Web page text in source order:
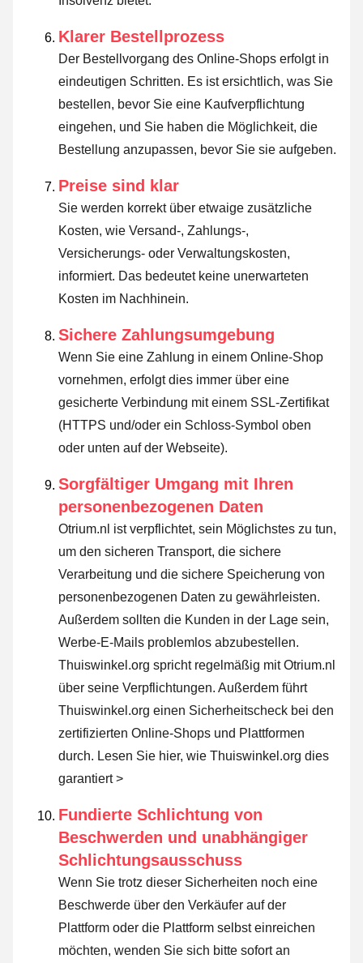
Klarer Bestellprozess
Der Bestellvorgang des Online-Shops erfolgt in
eindeutigen Schritten. Es ist ersichtlich, was Sie
bestellen, bevor Sie eine Kaufverpflichtung
eingehen, und Sie haben die Möglichkeit, die
Bestellung anzupassen, bevor Sie sie aufgeben.
Preise sind klar
Sie werden korrekt über etwaige zusätzliche
Kosten, wie Versand-, Zahlungs-,
Versicherungs- oder Verwaltungskosten,
informiert. Das bedeutet keine unerwarteten
Kosten im Nachhinein.
Sichere Zahlungsumgebung
Wenn Sie eine Zahlung in einem Online-Shop
vornehmen, erfolgt dies immer über eine
gesicherte Verbindung mit einem SSL-Zertifikat
(HTTPS und/oder ein Schloss-Symbol oben
oder unten auf der Webseite).
Sorgfältiger Umgang mit Ihren
personenbezogenen Daten
Otrium.nl ist verpflichtet, sein Möglichstes zu tun,
um den sicheren Transport, die sichere
Verarbeitung und die sichere Speicherung von
personenbezogenen Daten zu gewährleisten.
Außerdem sollten die Kunden in der Lage sein,
Werbe-E-Mails problemlos abzubestellen.
Thuiswinkel.org spricht regelmäßig mit Otrium.nl
über seine Verpflichtungen. Außerdem führt
Thuiswinkel.org einen Sicherheitscheck bei den
zertifizierten Online-Shops und Plattformen
durch. Lesen Sie hier, wie Thuiswinkel.org dies
garantiert >
Fundierte Schlichtung von
Beschwerden und unabhängiger
Schlichtungsausschuss
Wenn Sie trotz dieser Sicherheiten noch eine
Beschwerde über den Verkäufer auf der
Plattform oder die Plattform selbst einreichen
möchten, wenden Sie sich bitte sofort an